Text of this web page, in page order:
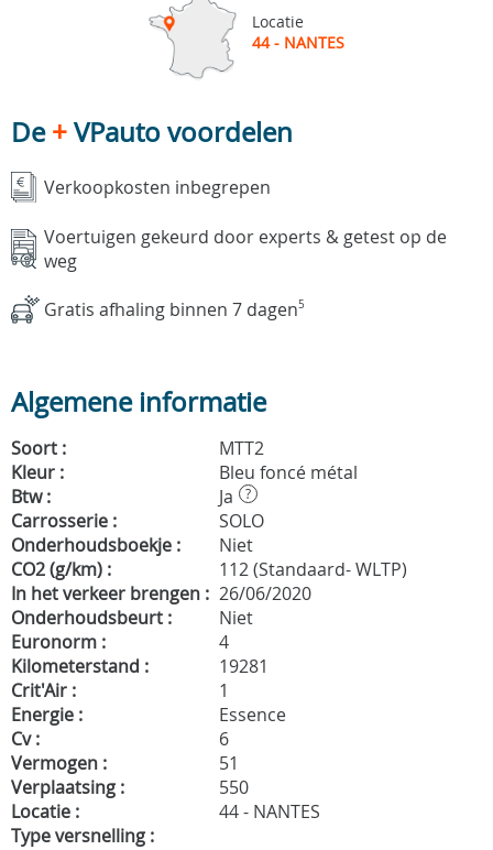
Locatie
44 - NANTES
De+VPauto voordelen
Verkoopkosten inbegrepen
Voertuigen gekeurd door experts & getest op de
weg
Gratis afhaling binnen 7 dagen5
Algemene informatie
Soort :
MTT2
Kleur :
Bleu foncé métal
Btw :
Ja ?
Carrosserie :
SOLO
Onderhoudsboekje :
Niet
CO2 (g/km) :
112 (Standaard- WLTP)
In het verkeer brengen : 26/06/2020
Onderhoudsbeurt :
Niet
Euronorm :
4
Kilometerstand :
19281
Crit'Air :
1
Energie :
Essence
Cv :
6
Vermogen :
51
Verplaatsing :
550
Locatie :
44 - NANTES
Type versnelling :